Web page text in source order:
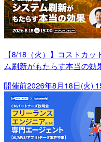
【8/18（火）】コストカ
ム刷新がもたらす本当の効
開催前2026年8月18日(火)